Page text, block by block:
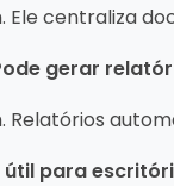
Ele centraliza
gerar
Relatórios
útil para